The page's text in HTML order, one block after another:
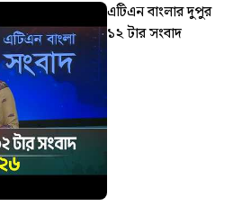
এটিএন বাংলার দুপুর
১২ টার সংবাদ